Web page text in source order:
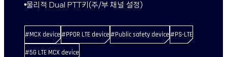
물리적 Dual PTT키(주/부 채널 설정)
#MCX device#PPDR LTE device#Public safety device#PS-LTE
#5G LTE MCX device